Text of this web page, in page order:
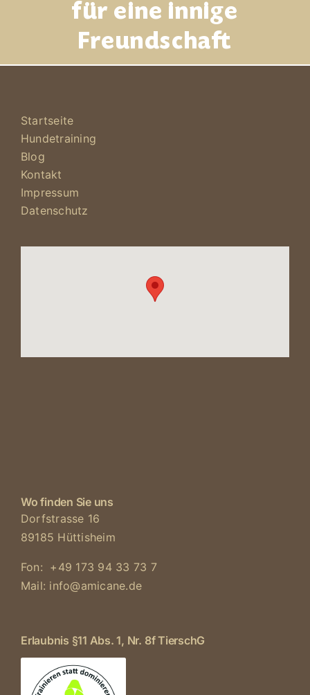
für eine innige
Freundschaft
Startseite
Hundetraining
Blog
Kontakt
Impressum
Datenschutz
Wo finden Sie uns
Dorfstrasse 16
89185 Hüttisheim
Fon: +49 173 94 33 73 7
Mail: info@amicane.de
Erlaubnis §11 Abs. 1, Nr. 8f TierschG